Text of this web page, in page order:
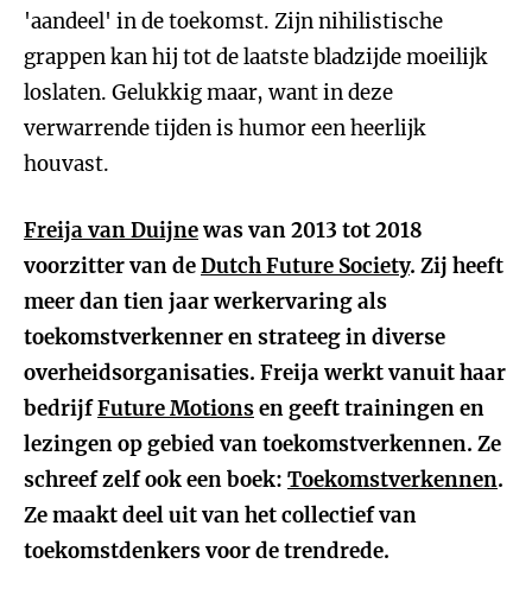
'aandeel' in de toekomst. Zijn nihilistische
grappen kan hij tot de laatste bladzijde moeilijk
loslaten. Gelukkig maar, want in deze
verwarrende tijden is humor een heerlijk
houvast.
Freija van Duijnewas van 2013 tot 2018
voorzitter van deDutch Future Society. Zij heeft
meer dan tien jaar werkervaring als
toekomstverkenner en strateeg in diverse
overheidsorganisaties. Freija werkt vanuit haar
bedrijfFuture Motionsen geeft trainingen en
lezingen op gebied van toekomstverkennen. Ze
schreef zelf ook een boek: Toekomstverkennen.
Ze maakt deel uit van het collectief van
toekomstdenkers voor de trendrede.